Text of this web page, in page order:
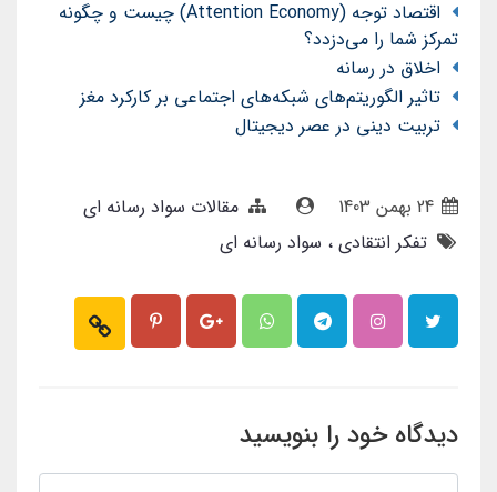
اقتصاد توجه (Attention Economy) چیست و چگونه
تمرکز شما را می‌دزدد؟
اخلاق در رسانه
تاثیر الگوریتم‌های شبکه‌های اجتماعی بر کارکرد مغز
تربیت دینی در عصر دیجیتال
مقالات سواد رسانه ای
تفکر انتقادی
سواد رسانه ای
دیدگاه خود را بنویسید